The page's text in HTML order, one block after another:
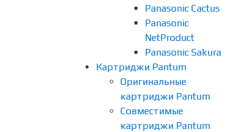
Panasonic Cactus
Panasonic
NetProduct
Panasonic Sakura
Картриджи Pantum
Оригинальные
картриджи Pantum
Совместимые
картриджи Pantum